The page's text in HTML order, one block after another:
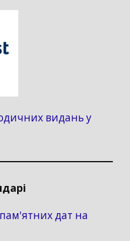
видань у
дат на